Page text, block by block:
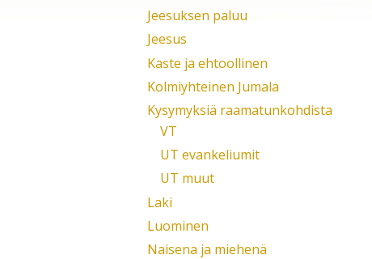
Jeesuksen paluu
Jeesus
Kaste ja ehtoollinen
Kolmiyhteinen Jumala
Kysymyksiä raamatunkohdista
VT
UT evankeliumit
UT muut
Laki
Luominen
Naisena ja miehenä